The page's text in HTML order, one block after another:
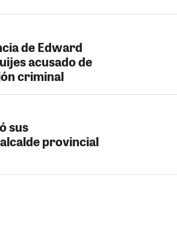
de Edward
acusado de
criminal
sus
provincial